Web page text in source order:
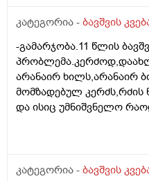
დასუსტებულია.
საქმე?
კატეგორია - ბავშვის
-გამარჯობა.11 წლის
არანაირ ხილს,არანაირ
მომზადებულ
და ისიც უმნიშვნელო
წელია,ფაქტიურად
კატეგორია - ბავშვის